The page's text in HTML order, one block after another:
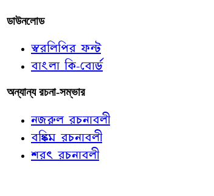
ডাউনলোড
স্বরলিপির ফন্ট
বাংলা কি-বোর্ড
অন্যান্য রচনা-সম্ভার
নজরুল রচনাবলী
বঙ্কিম রচনাবলী
শরৎ রচনাবলী